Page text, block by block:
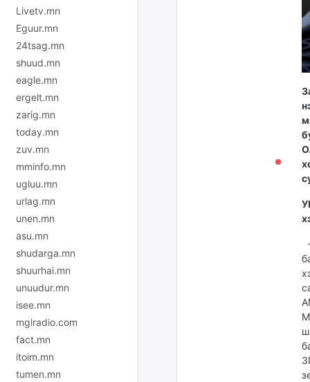
Livetv.mn
Eguur.mn
24tsag.mn
shuud.mn
eagle.mn
ergelt.mn
zarig.mn
today.mn
zuv.mn
mminfo.mn
ugluu.mn
urlag.mn
unen.mn
asu.mn
shudarga.mn
shuurhai.mn
unuudur.mn
isee.mn
mglradio.com
fact.mn
itoim.mn
tumen.mn